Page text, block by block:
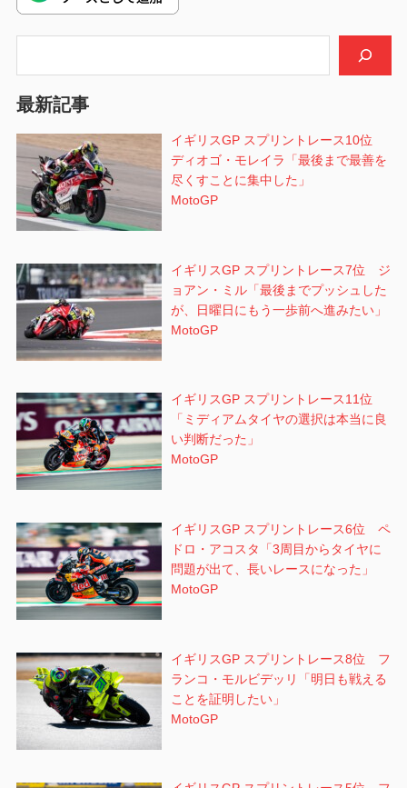
ー
ン
最新記事
イギリスGP スプリントレース10位
ディオゴ・モレイラ「最後まで最善を
尽くすことに集中した」
MotoGP
イギリスGP スプリントレース7位 ジ
ョアン・ミル「最後までプッシュした
が、日曜日にもう一歩前へ進みたい」
MotoGP
イギリスGP スプリントレース11位
「ミディアムタイヤの選択は本当に良
い判断だった」
MotoGP
イギリスGP スプリントレース6位 ペ
ドロ・アコスタ「3周目からタイヤに
問題が出て、長いレースになった」
MotoGP
イギリスGP スプリントレース8位 フ
ランコ・モルビデッリ「明日も戦える
ことを証明したい」
MotoGP